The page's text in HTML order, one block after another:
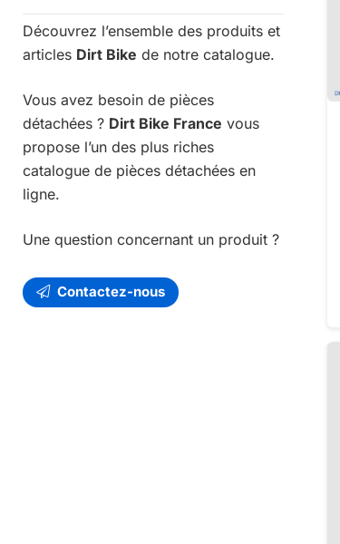
Découvrez l’ensemble des produits et
articles Dirt Bike de notre catalogue.
Vous avez besoin de pièces
détachées ? Dirt Bike France vous
propose l’un des plus riches
catalogue de pièces détachées en
ligne.
Une question concernant un produit ?
Contactez-nous